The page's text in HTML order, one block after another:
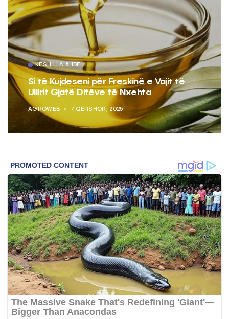
KËSHILLA & IDE
Si të Kujdeseni për Freskinë e Vajit të
Ullirit Gjatë Ditëve të Nxehta
AGROWEB 7 QERSHOR, 2025